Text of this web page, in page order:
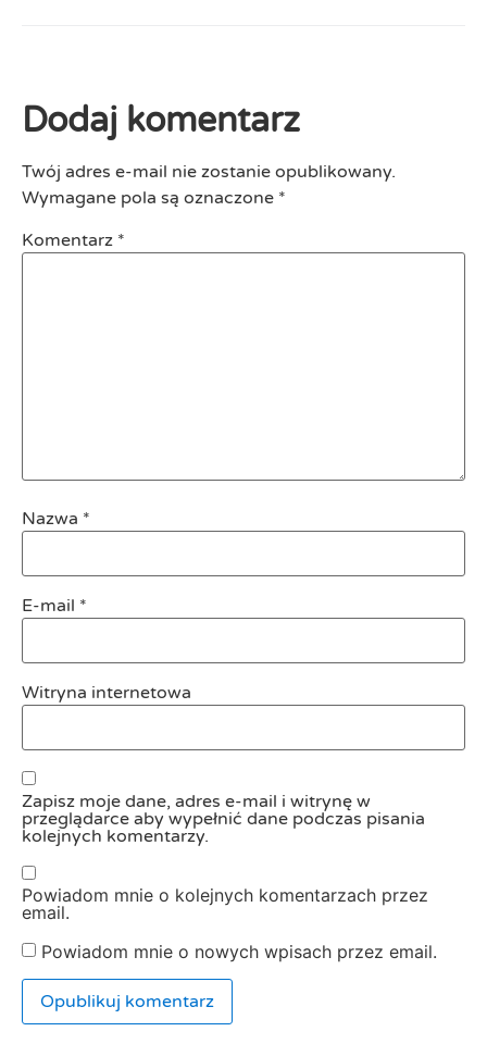
Dodaj komentarz
Twój adres e-mail nie zostanie opublikowany.
Wymagane pola są oznaczone *
Komentarz *
Nazwa *
E-mail *
Witryna internetowa
Zapisz moje dane, adres e-mail i witrynę w
przeglądarce aby wypełnić dane podczas pisania
kolejnych komentarzy.
Powiadom mnie o kolejnych komentarzach przez
email.
Powiadom mnie o nowych wpisach przez email.